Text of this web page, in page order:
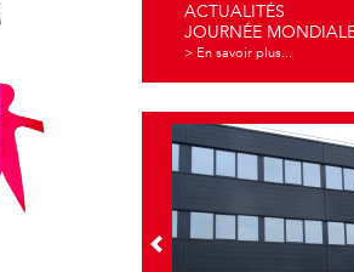
ACTUALITÉS
JOURNÉE
> En savoir plus...